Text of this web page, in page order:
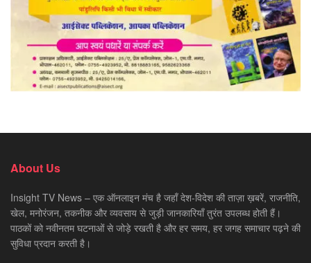
About Us
Insight TV News – एक ऑनलाइन मंच है जहाँ देश-विदेश की ताज़ा ख़बरें, राजनीति,
खेल, मनोरंजन, तकनीक और व्यवसाय से जुड़ी जानकारियाँ तुरंत उपलब्ध होती हैं।
पाठकों को नवीनतम घटनाओं से जोड़े रखती है और हर समय, हर जगह समाचार पढ़ने की
सुविधा प्रदान करती है।